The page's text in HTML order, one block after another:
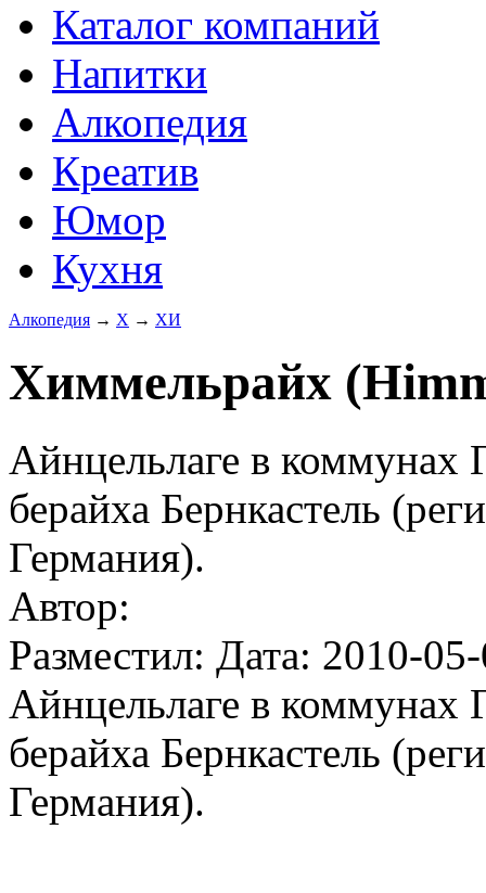
Каталог компаний
Напитки
Алкопедия
Креатив
Юмор
Кухня
Алкопедия → Х → ХИ
Химмельрайх
Айнцельлаге в коммунах
берайха Бернкастель
Германия).
Автор:
Разместил: Дата: 2010-
Айнцельлаге в коммунах
берайха Бернкастель
Германия).